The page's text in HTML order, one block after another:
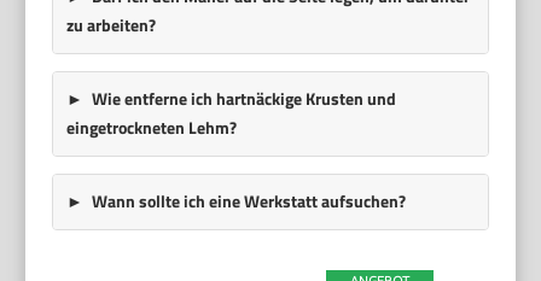
zu arbeiten?
Wie entferne ich hartnäckige Krusten und
eingetrockneten Lehm?
Wann sollte ich eine Werkstatt aufsuchen?